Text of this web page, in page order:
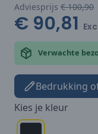
Adviesprijs € 100,90
€ 90,81
Verwachte
Bedrukking
Kies je kleur